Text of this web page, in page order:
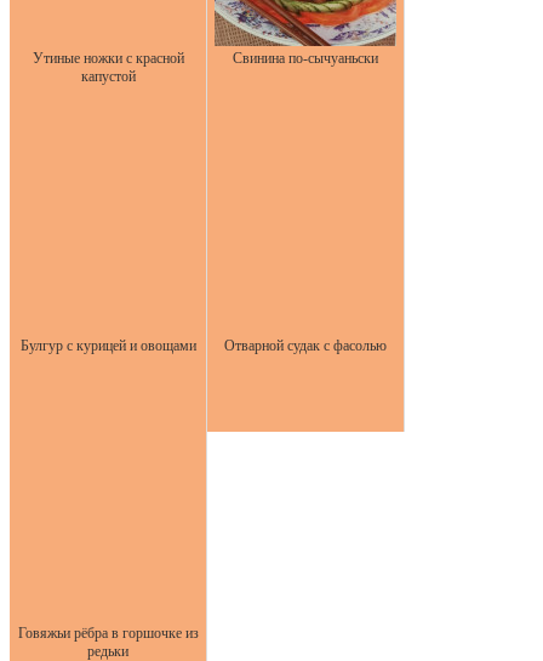
Утиные ножки с красной
капустой
Свинина по-сычуаньски
Булгур с курицей и овощами Отварной судак с фасолью
Говяжьи рёбра в горшочке из
редьки